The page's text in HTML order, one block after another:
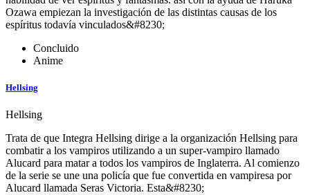
Ozawa empiezan la investigación de las distintas causas de los
espíritus todavía vinculados&#8230;
Concluido
Anime
Hellsing
Hellsing
Trata de que Integra Hellsing dirige a la organización Hellsing para
combatir a los vampiros utilizando a un super-vampiro llamado
Alucard para matar a todos los vampiros de Inglaterra. Al comienzo
de la serie se une una policía que fue convertida en vampiresa por
Alucard llamada Seras Victoria. Esta&#8230;